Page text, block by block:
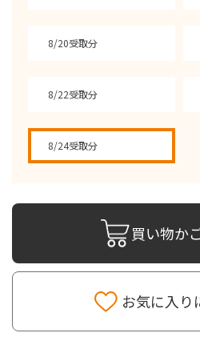
8/20受取分
8/22受取分
8/24受取分
買い物か
お気に入り